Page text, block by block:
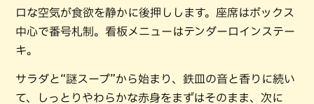
ロな空気が食欲を静かに後押しします。座席はボックス
中心で番号札制。看板メニューはテンダーロインステー
キ。
サラダと“謎スープ”から始まり、鉄皿の音と香りに続い
て、しっとりやわらかな赤身をまずはそのまま、次に